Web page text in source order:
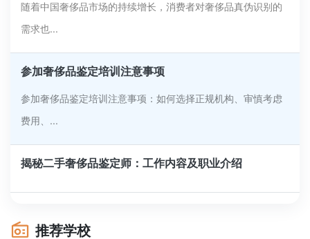
随着中国奢侈品市场的持续增长，消费者对奢侈品真伪识别的
需求也...
参加奢侈品鉴定培训注意事项
参加奢侈品鉴定培训注意事项：如何选择正规机构、审慎考虑
费用、...
揭秘二手奢侈品鉴定师：工作内容及职业介绍
推荐学校